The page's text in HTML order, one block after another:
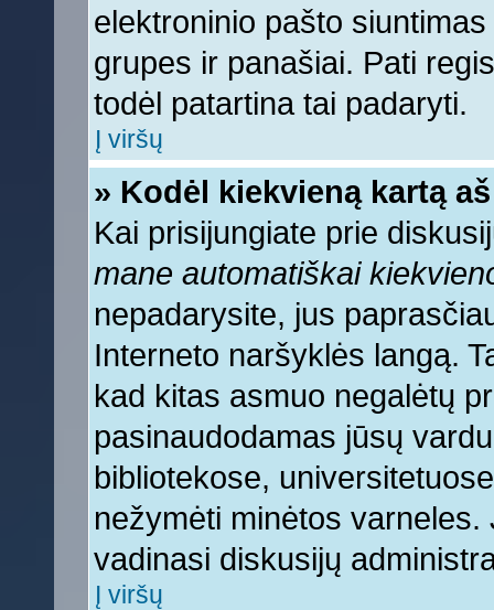
elektroninio pašto
grupes ir panašiai. Pati
todėl patartina tai padaryti.
Į viršų
» Kodėl kiekvieną kartą
Kai prisijungiate prie
mane automatiškai
nepadarysite, jus
Interneto naršyklės langą.
kad kitas asmuo negalėtų
pasinaudodamas jūsų
bibliotekose,
nežymėti minėtos
vadinasi diskusijų
Į viršų